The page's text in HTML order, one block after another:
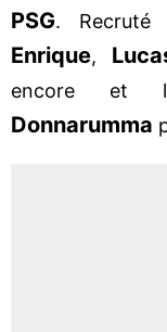
PSG. Recruté
Enrique,
encore et
Donnarumma